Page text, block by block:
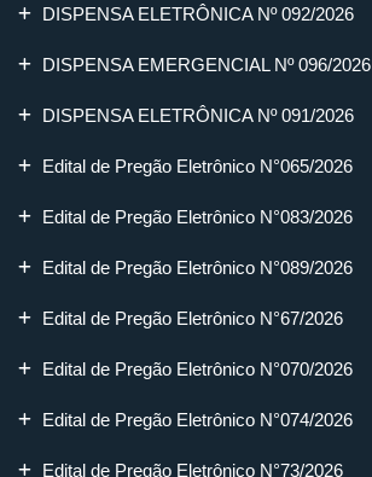
DISPENSA ELETRÔNICA Nº 092/2026
DISPENSA EMERGENCIAL Nº 096/2026
DISPENSA ELETRÔNICA Nº 091/2026
Edital de Pregão Eletrônico N°065/2026
Edital de Pregão Eletrônico N°083/2026
Edital de Pregão Eletrônico N°089/2026
Edital de Pregão Eletrônico N°67/2026
Edital de Pregão Eletrônico N°070/2026
Edital de Pregão Eletrônico N°074/2026
Edital de Pregão Eletrônico N°73/2026